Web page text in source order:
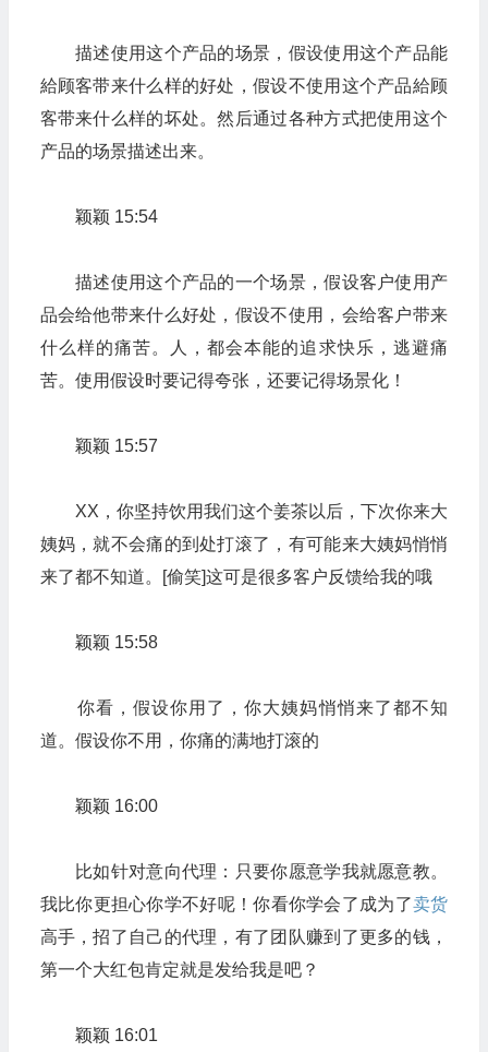
描述使用这个产品的场景，假设使用这个产品能
給顾客带来什么样的好处，假设不使用这个产品給顾
客带来什么样的坏处。然后通过各种方式把使用这个
产品的场景描述出来。
颖颖 15:54
描述使用这个产品的一个场景，假设客户使用产
品会给他带来什么好处，假设不使用，会给客户带来
什么样的痛苦。人，都会本能的追求快乐，逃避痛
苦。使用假设时要记得夸张，还要记得场景化！
颖颖 15:57
XX，你坚持饮用我们这个姜茶以后，下次你来大
姨妈，就不会痛的到处打滚了，有可能来大姨妈悄悄
来了都不知道。[偷笑]这可是很多客户反馈给我的哦
颖颖 15:58
你看，假设你用了，你大姨妈悄悄来了都不知
道。假设你不用，你痛的满地打滚的
颖颖 16:00
比如针对意向代理：只要你愿意学我就愿意教。
我比你更担心你学不好呢！你看你学会了成为了卖货
高手，招了自己的代理，有了团队赚到了更多的钱，
第一个大红包肯定就是发给我是吧？
颖颖 16:01